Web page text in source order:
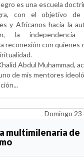
es una escuela
con el objetivo
y Africanos hacia la
la independencia
reconexión con quienes
Abdul Muhammad,
de mis mentores
Domingo
multimilenaria de